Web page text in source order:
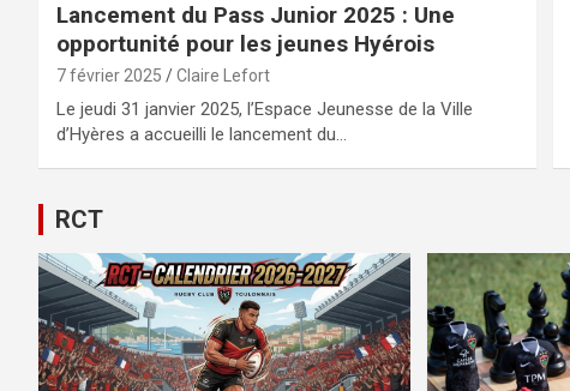
Lancement du Pass Junior 2025 : Une
opportunité pour les jeunes Hyérois
7 février 2025 Claire Lefort
Le jeudi 31 janvier 2025, l’Espace Jeunesse de la Ville
d’Hyères a accueilli le lancement du…
RCT